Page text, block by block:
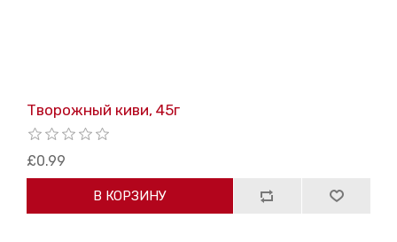
Творожный киви, 45г
£0.99
В КОРЗИНУ